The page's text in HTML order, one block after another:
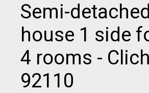
Semi-detached
house 1 side
4 rooms -
92110